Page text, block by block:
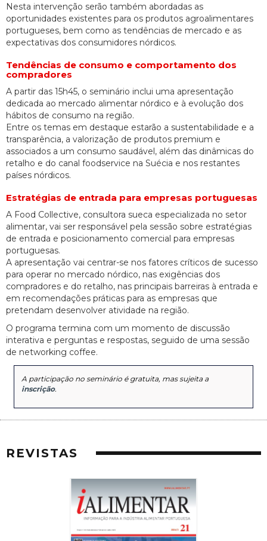
Nesta intervenção serão também abordadas as
oportunidades existentes para os produtos agroalimentares
portugueses, bem como as tendências de mercado e as
expectativas dos consumidores nórdicos.
Tendências de consumo e comportamento dos
compradores
A partir das 15h45, o seminário inclui uma apresentação
dedicada ao mercado alimentar nórdico e à evolução dos
hábitos de consumo na região.
Entre os temas em destaque estarão a sustentabilidade e a
transparência, a valorização de produtos premium e
associados a um consumo saudável, além das dinâmicas do
retalho e do canal foodservice na Suécia e nos restantes
países nórdicos.
Estratégias de entrada para empresas portuguesas
A Food Collective, consultora sueca especializada no setor
alimentar, vai ser responsável pela sessão sobre estratégias
de entrada e posicionamento comercial para empresas
portuguesas.
A apresentação vai centrar-se nos fatores críticos de sucesso
para operar no mercado nórdico, nas exigências dos
compradores e do retalho, nas principais barreiras à entrada e
em recomendações práticas para as empresas que
pretendam desenvolver atividade na região.
O programa termina com um momento de discussão
interativa e perguntas e respostas, seguido de uma sessão
de networking coffee.
A participação no seminário é gratuita, mas sujeita a
inscrição.
REVISTAS